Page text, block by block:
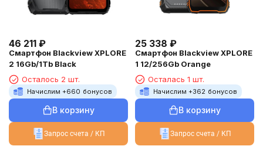
46 211 ₽
Смартфон Blackview XPLORE
2 16Gb/1Tb Black
Осталось 2 шт.
Начислим +660 бонусов
В корзину
Запрос счета / КП
25 338 ₽
Смартфон Blackview XPLORE
1 12/256Gb Orange
Осталась 1 шт.
Начислим +362 бонусов
В корзину
Запрос счета / КП